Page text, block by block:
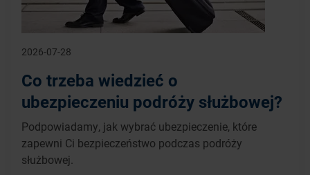
2026-07-28
Co trzeba wiedzieć o
ubezpieczeniu podróży służbowej?
Podpowiadamy, jak wybrać ubezpieczenie, które
zapewni Ci bezpieczeństwo podczas podróży
służbowej.